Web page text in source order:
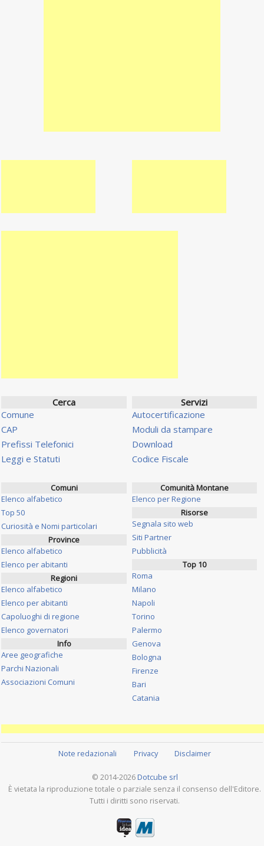
Cerca
Comune
CAP
Prefissi Telefonici
Leggi e Statuti
Servizi
Autocertificazione
Moduli da stampare
Download
Codice Fiscale
Comuni
Elenco alfabetico
Top 50
Curiosità e Nomi particolari
Province
Elenco alfabetico
Elenco per abitanti
Regioni
Elenco alfabetico
Elenco per abitanti
Capoluoghi di regione
Elenco governatori
Info
Aree geografiche
Parchi Nazionali
Associazioni Comuni
Comunità Montane
Elenco per Regione
Risorse
Segnala sito web
Siti Partner
Pubblicità
Top 10
Roma
Milano
Napoli
Torino
Palermo
Genova
Bologna
Firenze
Bari
Catania
Note redazionali Privacy Disclaimer
© 2014-2026 Dotcube srl
È vietata la riproduzione totale o parziale senza il consenso dell'Editore.
Tutti i diritti sono riservati.